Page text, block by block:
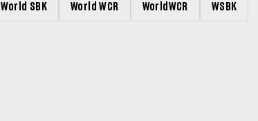
World SBK World WCR WorldWCR WSBK